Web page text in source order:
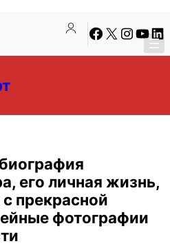
Facebook
X Instagram
его личная жизнь,
прекрасной
фотографии